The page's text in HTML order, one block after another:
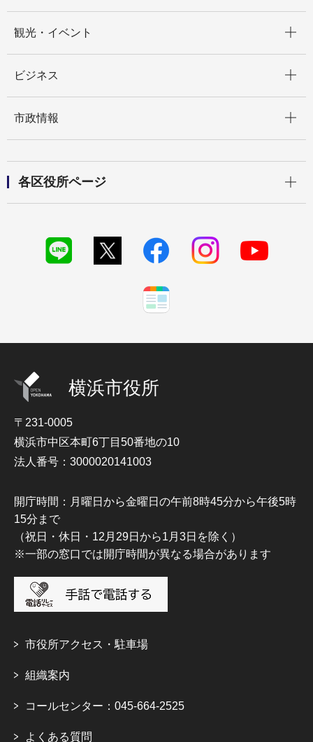
観光・イベント
ビジネス
市政情報
各区役所ページ
横浜市役所
〒231-0005
横浜市中区本町6丁目50番地の10
法人番号：3000020141003
開庁時間：月曜日から金曜日の午前8時45分から午後5時
15分まで
（祝日・休日・12月29日から1月3日を除く）
※一部の窓口では開庁時間が異なる場合があります
市役所アクセス・駐車場
組織案内
コールセンター：045-664-2525
よくある質問